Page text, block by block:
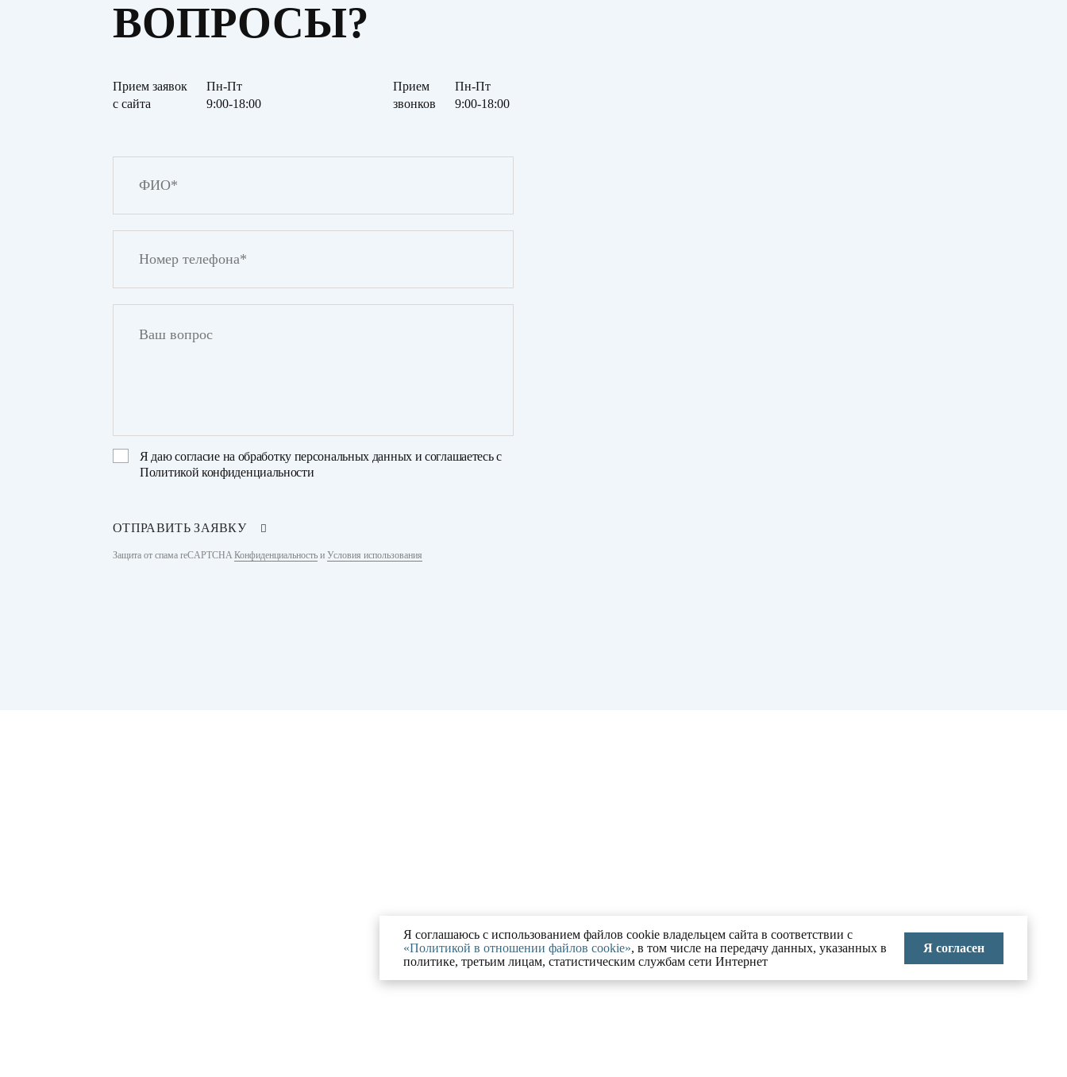
ВОПРОСЫ?
Прием заявок
с сайта
Пн-Пт
9:00-18:00
Прием
звонков
Пн-Пт
9:00-18:00
Я даюсогласие на обработку персональных данныхи соглашаетесь с
Политикой конфиденциальности
ОТПРАВИТЬ ЗАЯВКУ
Защита от спама reCAPTCHAКонфиденциальность и Условия использования
Я соглашаюсь с использованием файлов cookie владельцем сайта в соответствии с
«Политикой в отношении файлов cookie», в том числе на передачу данных, указанных в
политике, третьим лицам, статистическим службам сети Интернет
Я согласен